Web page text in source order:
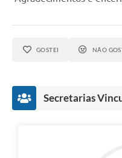
GOSTEI NÃO
Secretarias